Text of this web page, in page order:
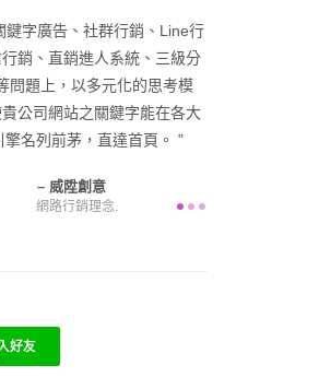
鍵字廣告、社群行銷、Line行
銷、直銷進人系統、三級分
問題上，以多元化的思考模
公司網站之關鍵字能在各大
擎名列前茅，直達首頁。
威陞創意
網路行銷理念.